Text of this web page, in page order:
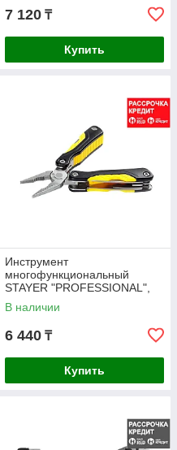
7 120 ₸
Купить
Инструмент
многофункциональный
STAYER "PROFESSIONAL",
облегченные рукоятки, "11 в
1" (22854_z01)
В наличии
6 440 ₸
Купить